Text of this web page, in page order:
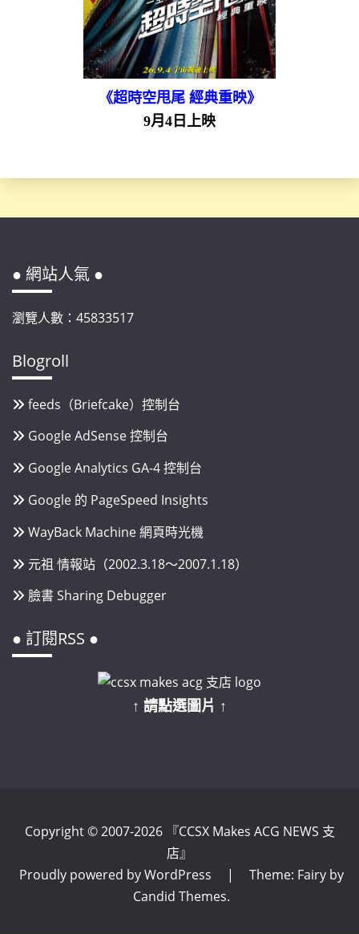
《超時空甩尾 經典重映》
9月4日上映
● 網站人氣 ●
瀏覽人數：45833517
Blogroll
feeds（Briefcake）控制台
Google AdSense 控制台
Google Analytics GA-4 控制台
Google 的 PageSpeed Insights
WayBack Machine 網頁時光機
元祖 情報站（2002.3.18～2007.1.18）
臉書 Sharing Debugger
● 訂閱RSS ●
↑ 請點選圖片 ↑
Copyright © 2007-2026 『CCSX Makes ACG NEWS 支
店』
Proudly powered by WordPress
|
Theme: Fairy by
Candid Themes.